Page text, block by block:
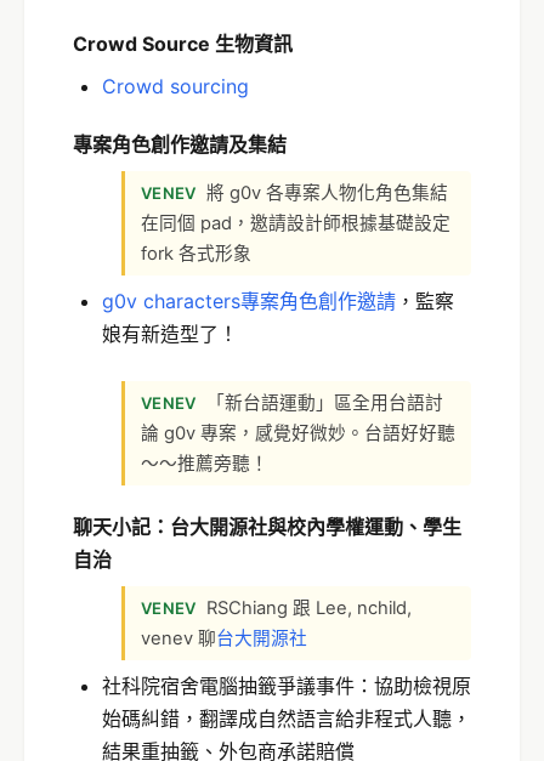
Crowd Source 生物資訊
Crowd sourcing
專案角色創作邀請及集結
VENEV 將 g0v 各專案人物化角色集結
在同個 pad，邀請設計師根據基礎設定
fork 各式形象
g0v characters專案角色創作邀請 ，監察
娘有新造型了！
VENEV
「新台語運動」區全用台語討
論 g0v 專案，感覺好微妙。台語好好聽
～～推薦旁聽！
聊天小記：台大開源社與校內學權運動、學生
自治
VENEV
RSChiang 跟 Lee, nchild,
venev 聊台大開源社
社科院宿舍電腦抽籤爭議事件：協助檢視原
始碼糾錯，翻譯成自然語言給非程式人聽，
結果重抽籤、外包商承諾賠償